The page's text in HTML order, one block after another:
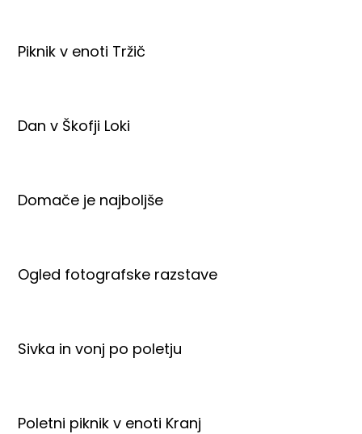
Piknik v enoti Tržič
Dan v Škofji Loki
Domače je najboljše
Ogled fotografske razstave
Sivka in vonj po poletju
Poletni piknik v enoti Kranj